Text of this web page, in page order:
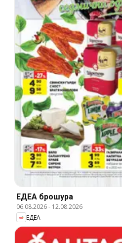
ЕДЕА брошура
06.08.2026- 12.08.2026
ЕДЕА